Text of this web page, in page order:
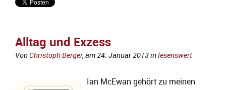
Alltag und Exzess
VonChristoph Berger, am24. Januar 2013inlesenswert
Ian McEwan gehört zu meinen